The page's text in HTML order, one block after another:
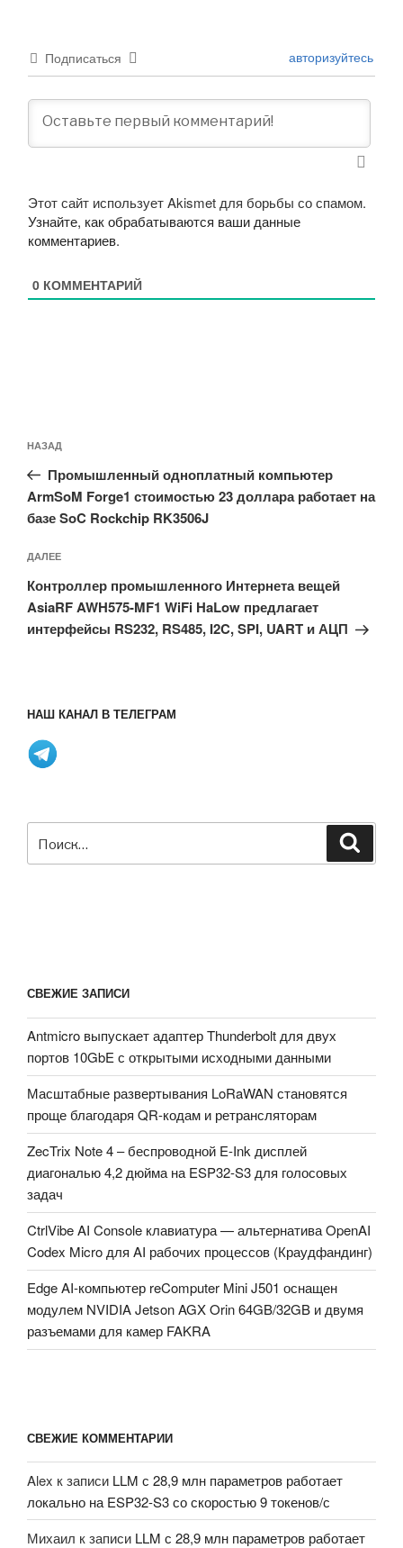
Подписаться авторизуйтесь
Этот сайт использует Akismet для борьбы со спамом.
Узнайте, как обрабатываются ваши данные
комментариев.
0 КОММЕНТАРИЙ
по
записям
Предыдущая
запись:
НАЗАД
Промышленный одноплатный компьютер
ArmSoM Forge1 стоимостью 23 доллара работает на
базе SoC Rockchip RK3506J
Следующая
запись
ДАЛЕЕ
Контроллер промышленного Интернета вещей
AsiaRF AWH575-MF1 WiFi HaLow предлагает
интерфейсы RS232, RS485, I2C, SPI, UART и АЦП
НАШ КАНАЛ В ТЕЛЕГРАМ
СВЕЖИЕ ЗАПИСИ
Antmicro выпускает адаптер Thunderbolt для двух
портов 10GbE с открытыми исходными данными
Масштабные развертывания LoRaWAN становятся
проще благодаря QR-кодам и ретрансляторам
ZecTrix Note 4 – беспроводной E-Ink дисплей
диагональю 4,2 дюйма на ESP32-S3 для голосовых
задач
CtrlVibe AI Console клавиатура — альтернатива OpenAI
Codex Micro для AI рабочих процессов (Краудфандинг)
Edge AI-компьютер reComputer Mini J501 оснащен
модулем NVIDIA Jetson AGX Orin 64GB/32GB и двумя
разъемами для камер FAKRA
СВЕЖИЕ КОММЕНТАРИИ
Alex к записи LLM с 28,9 млн параметров работает
локально на ESP32-S3 со скоростью 9 токенов/с
Михаил к записи LLM с 28,9 млн параметров работает